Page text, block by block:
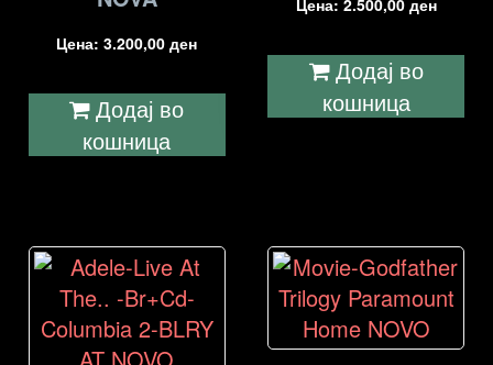
Цена:3.200,00ден
Додај во
кошница
Цена: 2.500,00 ден
Додај во
кошница